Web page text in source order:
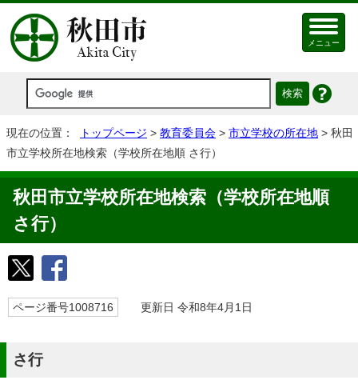
メニュー
現在の位置： トップページ > 教育委員会 > 市立学校の所在地 > 秋田
市立学校所在地検索（学校所在地順 さ行）
秋田市立学校所在地検索（学校所在地順
さ行）
ページ番号1008716 更新日 令和8年4月1日
さ行